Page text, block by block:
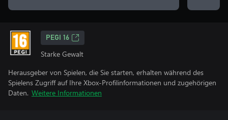
PEGI 16
Starke Gewalt
Herausgeber von Spielen, die Sie starten, erhalten während des
Spielens Zugriff auf Ihre Xbox-Profilinformationen und zugehörigen
Daten. Weitere Informationen